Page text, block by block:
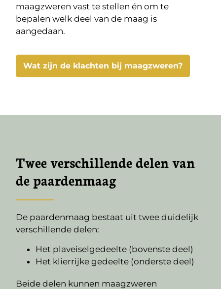
maagzweren vast te stellen én om te
bepalen welk deel van de maag is
aangedaan.
Wat zijn de klachten bij maagzweren?
Twee verschillende delen van
de paardenmaag
De paardenmaag bestaat uit twee duidelijk
verschillende delen:
Het plaveiselgedeelte (bovenste deel)
Het klierrijke gedeelte (onderste deel)
Beide delen kunnen maagzweren